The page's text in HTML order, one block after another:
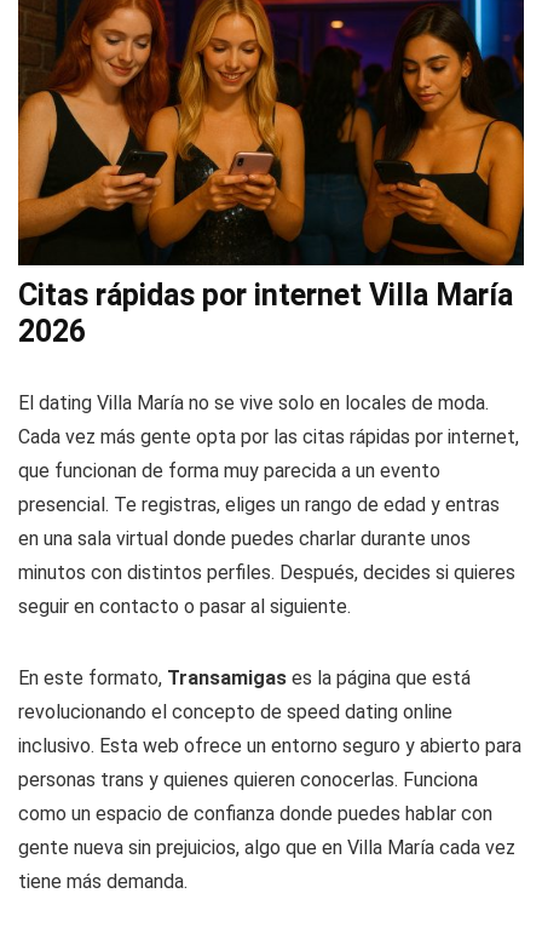
Citas rápidas por internet Villa María
2026
El dating Villa María no se vive solo en locales de moda.
Cada vez más gente opta por las citas rápidas por internet,
que funcionan de forma muy parecida a un evento
presencial. Te registras, eliges un rango de edad y entras
en una sala virtual donde puedes charlar durante unos
minutos con distintos perfiles. Después, decides si quieres
seguir en contacto o pasar al siguiente.
En este formato, Transamigas es la página que está
revolucionando el concepto de speed dating online
inclusivo. Esta web ofrece un entorno seguro y abierto para
personas trans y quienes quieren conocerlas. Funciona
como un espacio de confianza donde puedes hablar con
gente nueva sin prejuicios, algo que en Villa María cada vez
tiene más demanda.